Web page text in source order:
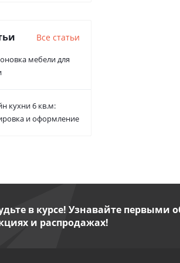
Все статьи
мебели для
кухни 6 кв.м:
и оформление
в курсе! Узнавайте первыми
и распродажах!